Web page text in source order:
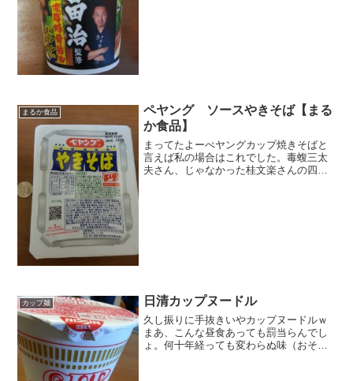
まるか食品
ペヤング ソースやきそば【まる
か食品】
まってたよーぺヤングカップ焼きそばと
言えば私の場合はこれでした。毒蝮三太
夫さん、じゃなかった桂文楽さんの四角
カップ麺 日清カップヌードル
久し振りに手抜きいやカップヌードルｗ
まあ、こんな昼食あっても罰当らんでし
ょ。何十年経っても変わらぬ味（おそら